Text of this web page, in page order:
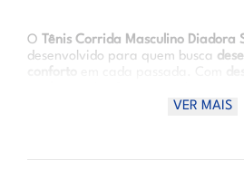
O Tênis Corrida Masculino Diadora
desenvolvido para quem busca
amortecimento, ideal para treinos
VER MAIS